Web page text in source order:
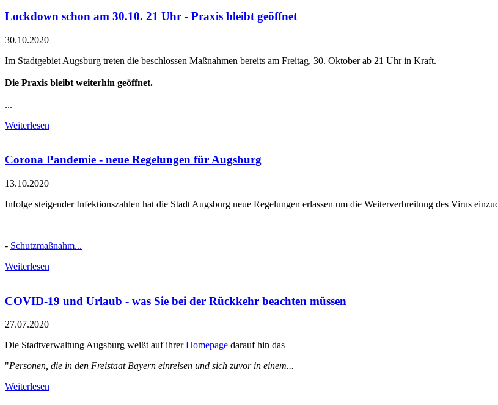
Lockdown schon am 30.10. 21 Uhr - Praxis bleibt geöffnet
30.10.2020
Im Stadtgebiet Augsburg treten die beschlossen Maßnahmen bereits am Freitag, 30. Oktober ab 21 Uhr in Kraft.
Die Praxis bleibt weiterhin geöffnet.
...
Weiterlesen
Corona Pandemie - neue Regelungen für Augsburg
13.10.2020
Infolge steigender Infektionszahlen hat die Stadt Augsburg neue Regelungen erlassen um die Weiterverbreitung des Virus
- Schutzmaßnahm...
Weiterlesen
COVID-19 und Urlaub - was Sie bei der Rückkehr beachten müssen
27.07.2020
Die Stadtverwaltung Augsburg weißt auf ihrerHomepage darauf hin das
"Personen, die in den Freistaat Bayern einreisen und sich zuvor in einem...
Weiterlesen